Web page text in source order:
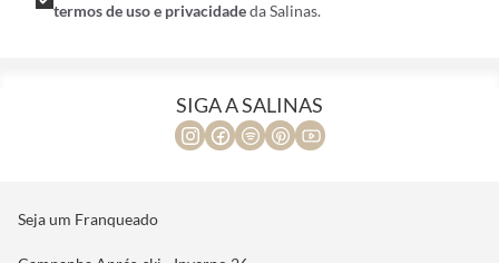
termos de uso e privacidadeda Salinas.
SIGA A SALINAS
Seja um Franqueado